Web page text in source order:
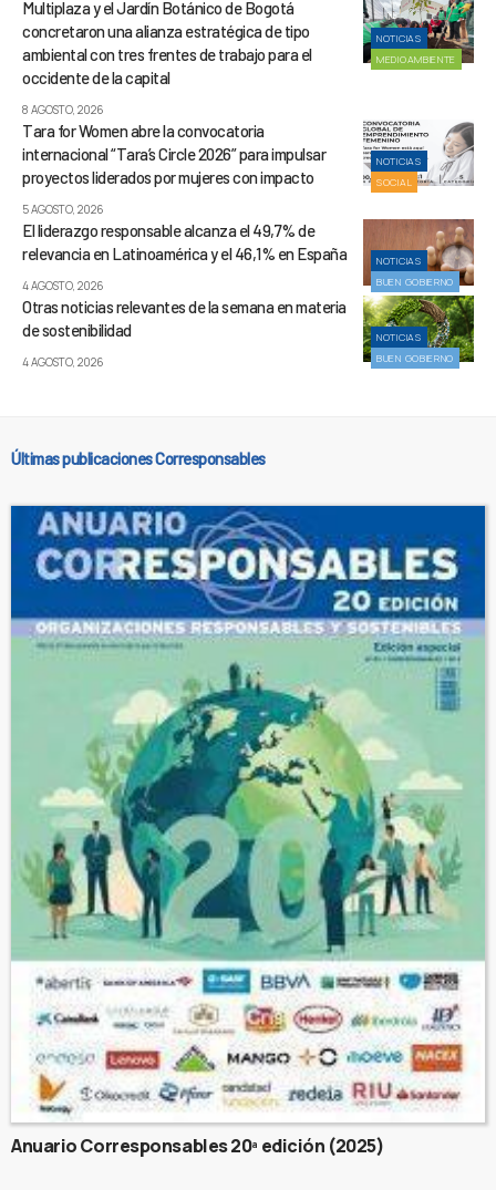
NOTICIAS
MEDIOAMBIENTE
Multiplaza y el Jardín Botánico de Bogotá
concretaron una alianza estratégica de tipo
ambiental con tres frentes de trabajo para el
occidente de la capital
8 AGOSTO, 2026
NOTICIAS
SOCIAL
Tara for Women abre la convocatoria
internacional “Tara’s Circle 2026” para impulsar
proyectos liderados por mujeres con impacto
5 AGOSTO, 2026
NOTICIAS
BUEN GOBIERNO
El liderazgo responsable alcanza el 49,7% de
relevancia en Latinoamérica y el 46,1% en España
4 AGOSTO, 2026
NOTICIAS
BUEN GOBIERNO
Otras noticias relevantes de la semana en materia
de sostenibilidad
4 AGOSTO, 2026
Últimas publicaciones Corresponsables
Anuario Corresponsables 20ª edición (2025)